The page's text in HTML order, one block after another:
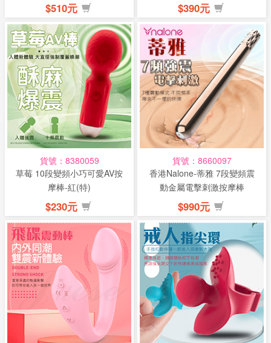
$510元 $390元
貨號：8380059
草莓 10段變頻小巧可愛AV按
摩棒-紅(特)
$230元
貨號：8660097
香港Nalone-蒂雅 7段變頻震
動金屬電擊刺激按摩棒
$990元